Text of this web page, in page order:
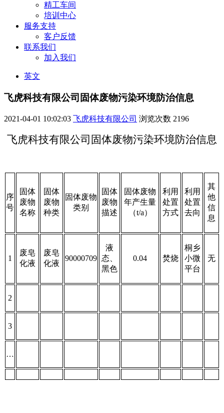
精工车间
培训中心
服务支持
客户反馈
联系我们
加入我们
英文
飞虎科技有限公司固体废物污染环境防治信息
2021-04-01 10:02:03 飞虎科技有限公司 浏览次数 2196
飞虎科技有限公司 固体废物污染环境防治信息
序
号
固体
废物
名称
固体
废物
种类
固体废物
类别
固体
废物
描述
固体废物
年产生量
（t/a）
利用
处置
方式
利用
处置
去向
其
他
信
息
1
废皂
化液
废皂
化液
90000709
液
态、
黑色
0.04 焚烧
桐乡
小微
平台
无
2
3
…